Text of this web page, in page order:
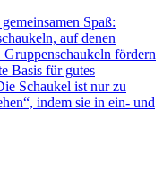
Spaß:
auf denen
fördern
Basis für gutes
Schaukel ist nur zu
indem sie in ein- und